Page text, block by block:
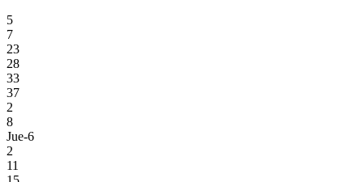
5
7
23
28
33
37
2
8
Jue-6
2
11